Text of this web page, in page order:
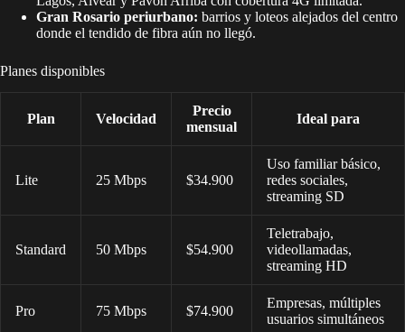
Gran Rosario periurbano: barrios y loteos alejados del centro
donde el tendido de fibra aún no llegó.
Planes disponibles
Plan Velocidad
Precio
mensual
Ideal para
Lite 25 Mbps $34.900
Uso familiar básico,
redes sociales,
streaming SD
Standard 50 Mbps $54.900
Teletrabajo,
videollamadas,
streaming HD
Pro 75 Mbps $74.900
Empresas, múltiples
usuarios simultáneos